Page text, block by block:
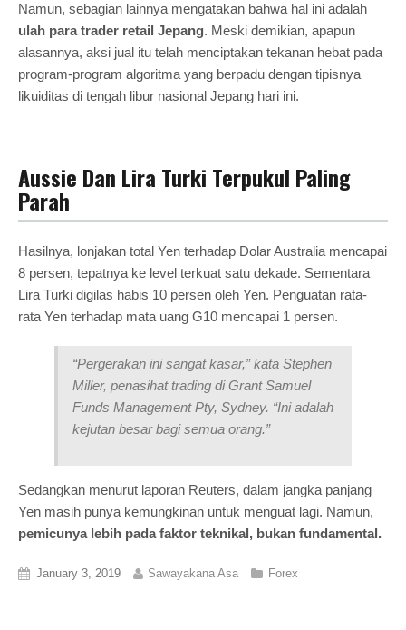
Namun, sebagian lainnya mengatakan bahwa hal ini adalah
ulah para trader retail Jepang. Meski demikian, apapun
alasannya, aksi jual itu telah menciptakan tekanan hebat pada
program-program algoritma yang berpadu dengan tipisnya
likuiditas di tengah libur nasional Jepang hari ini.
Aussie Dan Lira Turki Terpukul Paling
Parah
Hasilnya, lonjakan total Yen terhadap Dolar Australia mencapai
8 persen, tepatnya ke level terkuat satu dekade. Sementara
Lira Turki digilas habis 10 persen oleh Yen. Penguatan rata-
rata Yen terhadap mata uang G10 mencapai 1 persen.
“Pergerakan ini sangat kasar,” kata Stephen
Miller, penasihat trading di Grant Samuel
Funds Management Pty, Sydney. “Ini adalah
kejutan besar bagi semua orang.”
Sedangkan menurut laporan Reuters, dalam jangka panjang
Yen masih punya kemungkinan untuk menguat lagi. Namun,
pemicunya lebih pada faktor teknikal, bukan fundamental.
January 3, 2019 Sawayakana Asa Forex